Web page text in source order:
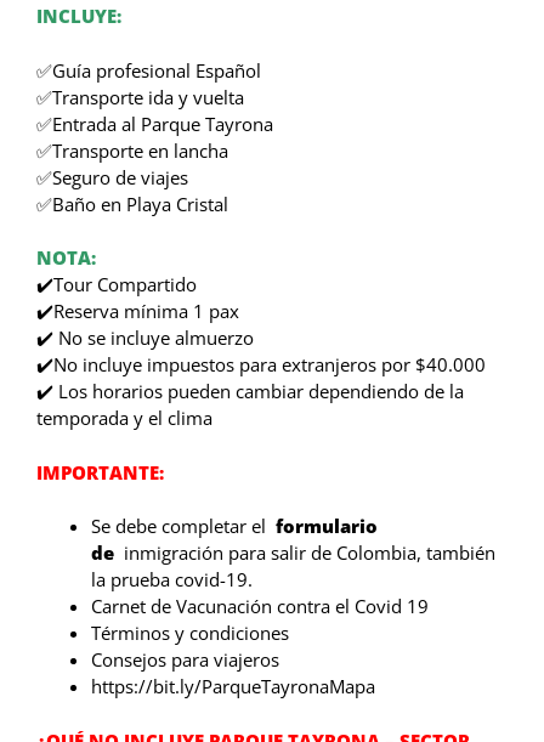
INCLUYE:
✅Guía profesional Español
✅Transporte ida y vuelta
✅Entrada al Parque Tayrona
✅Transporte en lancha
✅Seguro de viajes
✅Baño en Playa Cristal
NOTA:
✔️Tour Compartido
✔️Reserva mínima 1 pax
✔️ No se incluye almuerzo
✔️No incluye impuestos para extranjeros por $40.000
✔️ Los horarios pueden cambiar dependiendo de la
temporada y el clima
IMPORTANTE:
Se debe completar el formulario
de inmigración para salir de Colombia, también
la prueba covid-19.
Carnet de Vacunación contra el Covid 19
Términos y condiciones
Consejos para viajeros
https://bit.ly/ParqueTayronaMapa